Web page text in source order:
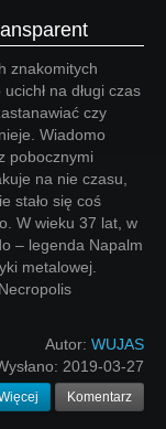
znakomitych
na długi czas
czy
Wiadomo
pobocznymi
na nie czasu,
stało się coś
W wieku 37 lat, w
– legenda Napalm
metalowej.
Autor: WUJAS
2019-03-27
Komentarz